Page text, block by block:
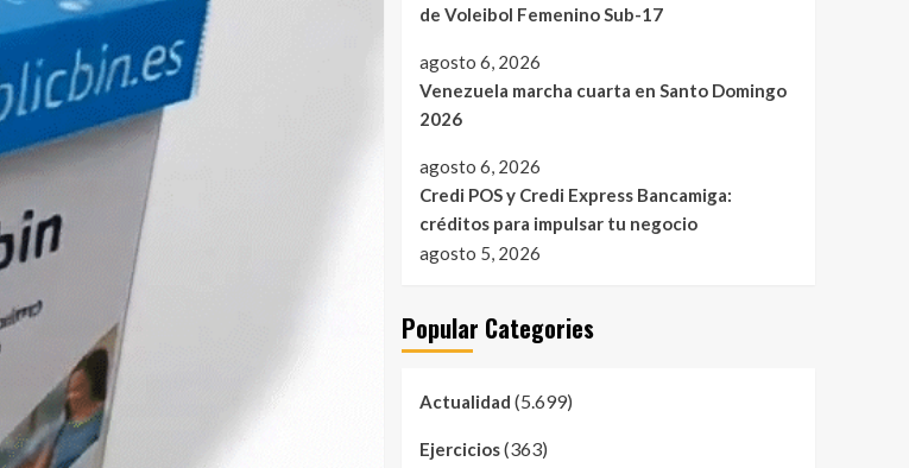
de Voleibol Femenino Sub-17
agosto 6, 2026
Venezuela marcha cuarta en Santo Domingo
2026
agosto 6, 2026
Credi POS y Credi Express Bancamiga:
créditos para impulsar tu negocio
agosto 5, 2026
Popular Categories
Actualidad (5.699)
Ejercicios(363)